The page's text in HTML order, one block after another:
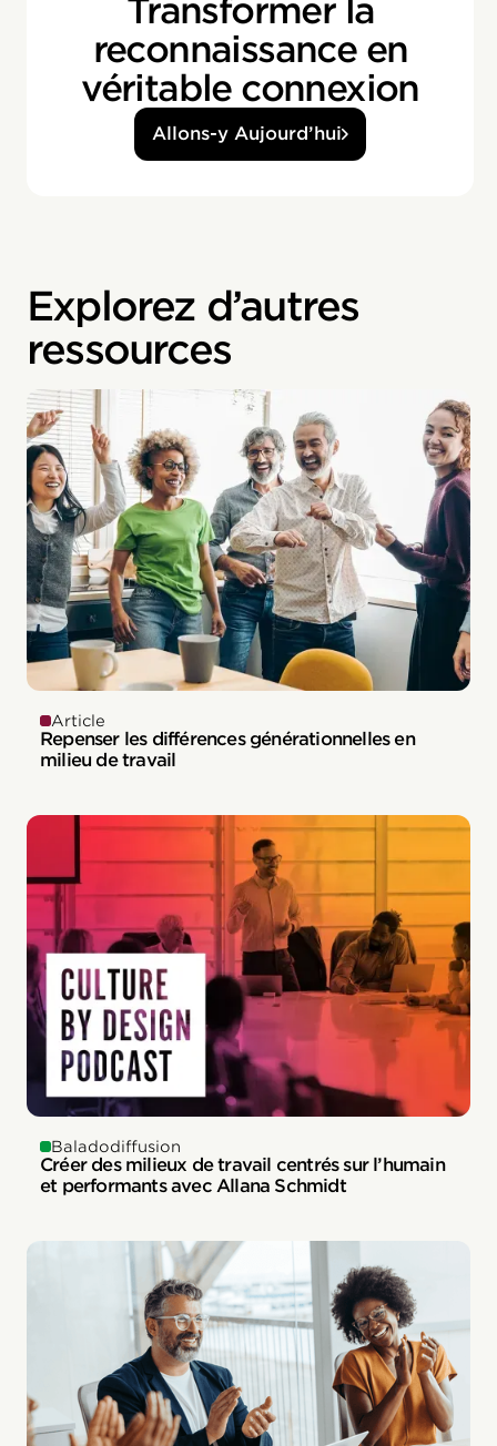
Transformer la
reconnaissance en
véritable connexion
Allons-y Aujourd’hui
Explorez d’autres
ressources
Article
Repenser les différences générationnelles en
milieu de travail
Baladodiffusion
Créer des milieux de travail centrés sur l’humain
et performants avec Allana Schmidt